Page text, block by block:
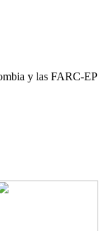
y las FARC-EP